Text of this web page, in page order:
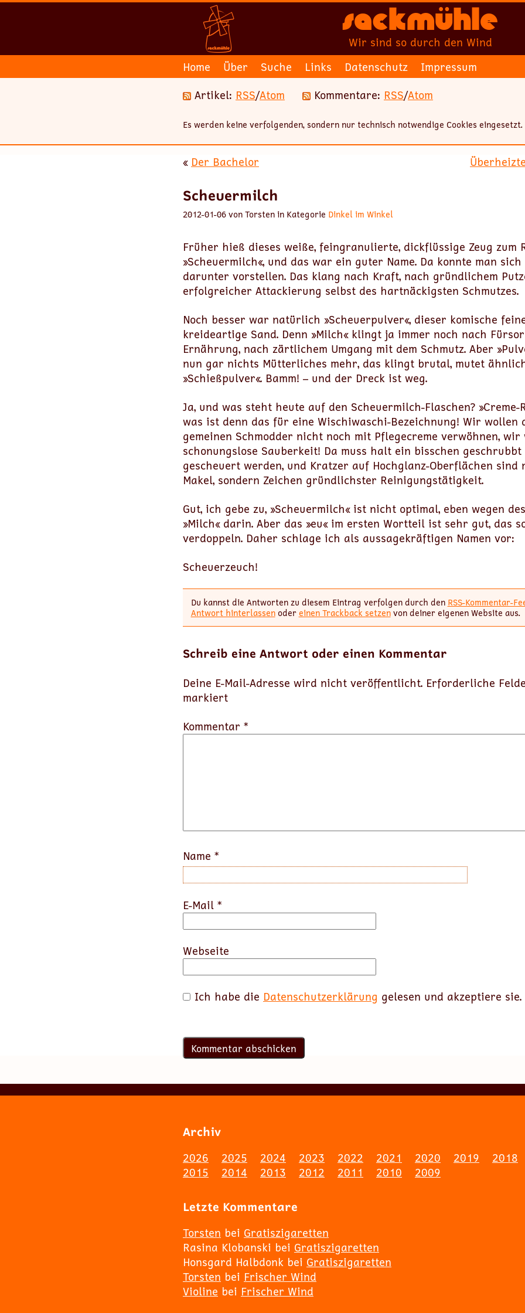
Sackmühle
Wir sind so durch den Wind
Home
Über Suche Links Datenschutz
Impressum
Artikel: RSS/Atom Kommentare: RSS/Atom
Es werden keine verfolgenden, sondern nur technisch notwendige Cookies eingesetzt.
« Der Bachelor
Scheuermilch
2012-01-06 von Torsten in Kategorie Dinkel im Winkel
Früher hieß dieses weiße, feingranulierte, dickflüssige Zeug zum
»Scheuermilch«, und das war ein guter Name. Da konnte man
darunter vorstellen. Das klang nach Kraft, nach gründlichem
erfolgreicher Attackierung selbst des hartnäckigsten Schmutzes.
Noch besser war natürlich »Scheuerpulver«, dieser komische
kreideartige Sand. Denn »Milch« klingt ja immer noch nach
Ernährung, nach zärtlichem Umgang mit dem Schmutz. Aber
nun gar nichts Mütterliches mehr, das klingt brutal, mutet
»Schießpulver«. Bamm! – und der Dreck ist weg.
Ja, und was steht heute auf den Scheuermilch-Flaschen? »Creme-
was ist denn das für eine Wischiwaschi-Bezeichnung! Wir wollen
gemeinen Schmodder nicht noch mit Pflegecreme verwöhnen, wir
schonungslose Sauberkeit! Da muss halt ein bisschen geschrubbt
gescheuert werden, und Kratzer auf Hochglanz-Oberflächen sind
Makel, sondern Zeichen gründlichster Reinigungstätigkeit.
Gut, ich gebe zu, »Scheuermilch« ist nicht optimal, eben wegen
»Milch« darin. Aber das »eu« im ersten Wortteil ist sehr gut, das
verdoppeln. Daher schlage ich als aussagekräftigen Namen vor:
Scheuerzeuch!
Du kannst die Antworten zu diesem Eintrag verfolgen durch den RSS-Kommentar-
Antwort hinterlassenodereinen Trackback setzenvon deiner eigenen Website aus.
Schreib eine Antwort oder einen Kommentar
Deine E-Mail-Adresse wird nicht veröffentlicht. Erforderliche
markiert
Kommentar *
Name *
E-Mail *
Webseite
Ich habe die Datenschutzerklärung gelesen und akzeptiere sie.
Archiv
2026 2025 2024 2023 2022 2021 2020 2019
2018
2015
2014 2013 2012 2011 2010 2009
Letzte Kommentare
Torsten bei Gratiszigaretten
Rasina Klobanski bei Gratiszigaretten
Honsgard Halbdonk bei Gratiszigaretten
Torsten bei Frischer Wind
Violine bei Frischer Wind